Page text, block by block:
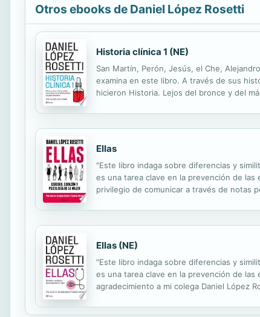
Otros ebooks de Daniel López Rosetti
Historia clínica 1 (NE)
San Martín, Perón, Jesús, el Che,
examina en este libro. A través de sus
hicieron Historia. Lejos del bronce y del
Ellas
"Este libro indaga sobre diferencias y
es una tarea clave en la prevención de
privilegio de comunicar a través de notas
Ellas (NE)
"Este libro indaga sobre diferencias y
es una tarea clave en la prevención de
agradecimiento a mi colega Daniel López